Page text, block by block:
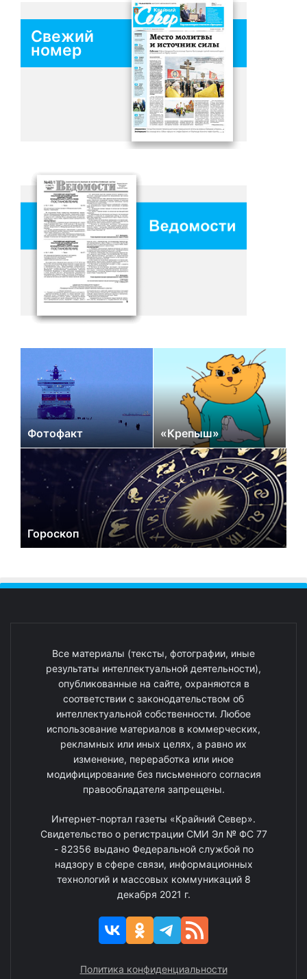
Свежий
номер
Фотофакт «Крепыш»
Гороскоп
Все материалы (тексты, фотографии, иные
результаты интеллектуальной деятельности),
опубликованные на сайте, охраняются в
соответствии с законодательством об
интеллектуальной собственности. Любое
использование материалов в коммерческих,
рекламных или иных целях, а равно их
изменение, переработка или иное
модифицирование без письменного согласия
правообладателя запрещены.
Интернет-портал газеты «Крайний Север».
Свидетельство о регистрации СМИ Эл № ФС 77
- 82356 выдано Федеральной службой по
надзору в сфере связи, информационных
технологий и массовых коммуникаций 8
декабря 2021 г.
Политика конфиденциальности